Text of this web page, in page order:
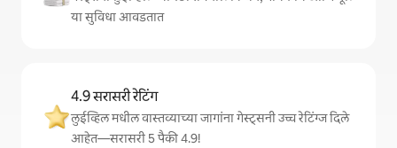
या सुविधा आवडतात
4.9 सरासरी रेटिंग
लुईव्हिल मधील वास्तव्याच्या जागांना गेस्ट्सनी उच्च रेटिंग्ज दिले
आहेत—सरासरी 5 पैकी 4.9!